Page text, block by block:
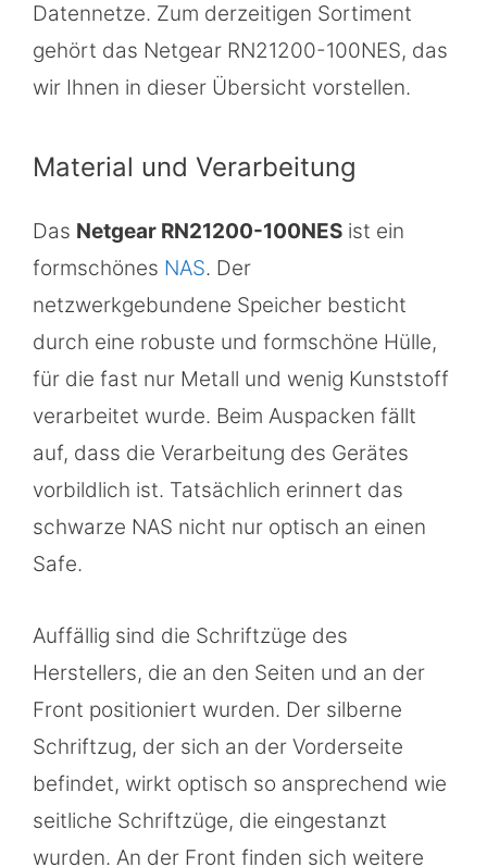
Datennetze. Zum derzeitigen Sortiment
gehört das Netgear RN21200-100NES, das
wir Ihnen in dieser Übersicht vorstellen.
Material und Verarbeitung
Das Netgear RN21200-100NES ist ein
formschönes NAS. Der
netzwerkgebundene Speicher besticht
durch eine robuste und formschöne Hülle,
für die fast nur Metall und wenig Kunststoff
verarbeitet wurde. Beim Auspacken fällt
auf, dass die Verarbeitung des Gerätes
vorbildlich ist. Tatsächlich erinnert das
schwarze NAS nicht nur optisch an einen
Safe.
Auffällig sind die Schriftzüge des
Herstellers, die an den Seiten und an der
Front positioniert wurden. Der silberne
Schriftzug, der sich an der Vorderseite
befindet, wirkt optisch so ansprechend wie
seitliche Schriftzüge, die eingestanzt
wurden. An der Front finden sich weitere